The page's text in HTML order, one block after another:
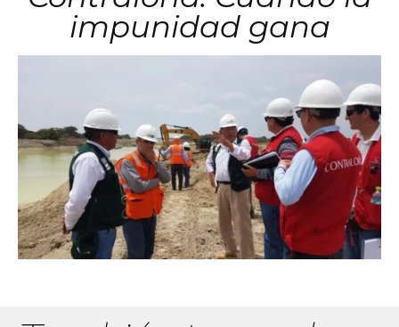
impunidad gana